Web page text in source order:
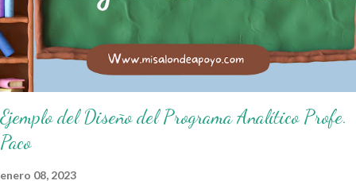
higiene personal. 3. Levanto la mano para hablar. 4. Pido permiso para
ir al baño 5. Deposito la basura en su lugar. 6. Cumplo con mis útiles
esc...
Ejemplo del Diseño del Programa Analítico Profe.
Paco
enero 08, 2023